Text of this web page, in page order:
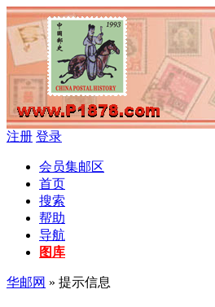
注册 登录
会员集邮区
首页
搜索
帮助
导航
图库
华邮网 » 提示信息